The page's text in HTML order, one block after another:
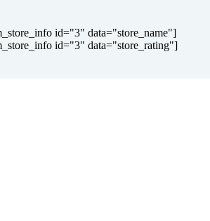
id="3" data="store_name"]
id="3" data="store_rating"]